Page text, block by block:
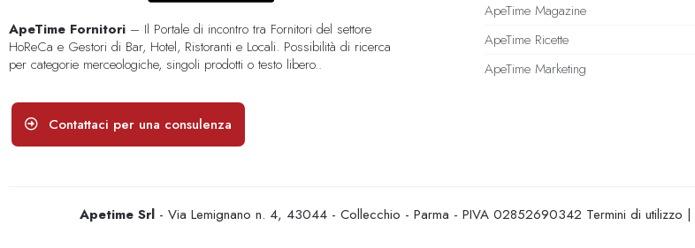
ApeTime Fornitori – Il Portale di incontro tra Fornitori del settore
HoReCa e Gestori di Bar, Hotel, Ristoranti e Locali. Possibilità di ricerca
per categorie merceologiche, singoli prodotti o testo libero..
Contattaci per una consulenza
ApeTime Magazine
ApeTime Ricette
ApeTime Marketing
Apetime Srl - Via Lemignano n. 4, 43044 - Collecchio - Parma - PIVA 02852690342 Termini di utilizzo |